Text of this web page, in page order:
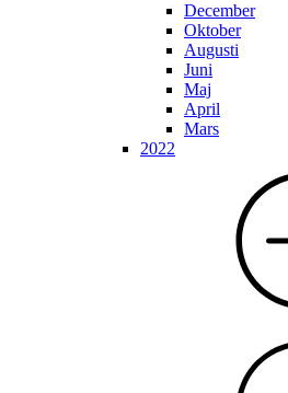
December
Oktober
Augusti
Juni
Maj
April
Mars
2022